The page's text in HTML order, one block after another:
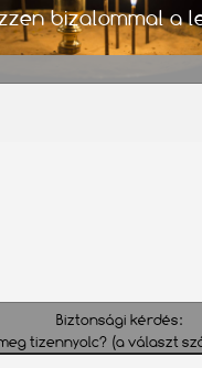
bizalommal a
Biztonsági kérdés:
tizennyolc? (a választ